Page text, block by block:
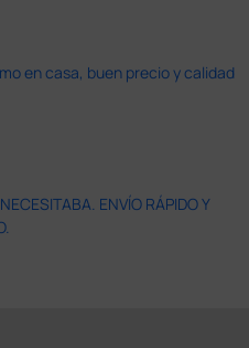
en casa, buen precio y calidad
ENVÍO RÁPIDO Y